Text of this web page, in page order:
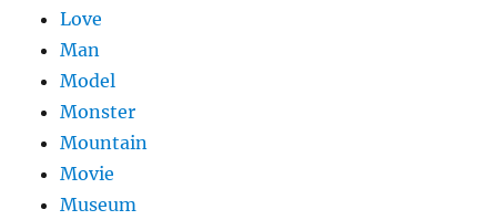
Love
Man
Model
Monster
Mountain
Movie
Museum